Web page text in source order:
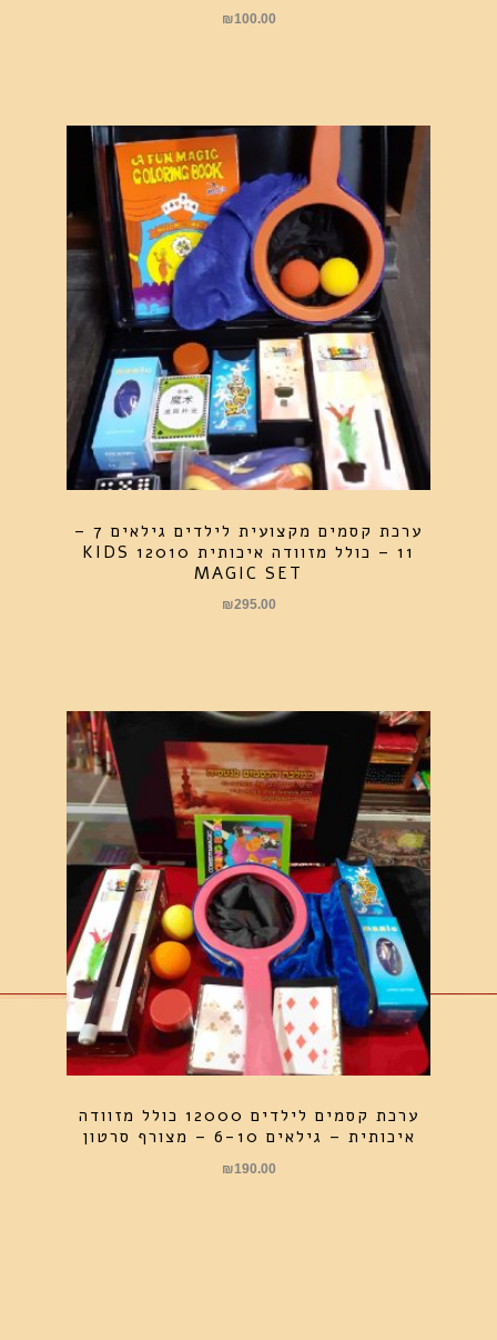
₪100.00
ערכת קסמים מקצועית לילדים גילאים 7 –
11 – כולל מזוודה איכותית 12010 KIDS
MAGIC SET
₪295.00
ערכת קסמים לילדים 12000 כולל מזוודה
איכותית – גילאים 6-10 – מצורף סרטון
₪190.00